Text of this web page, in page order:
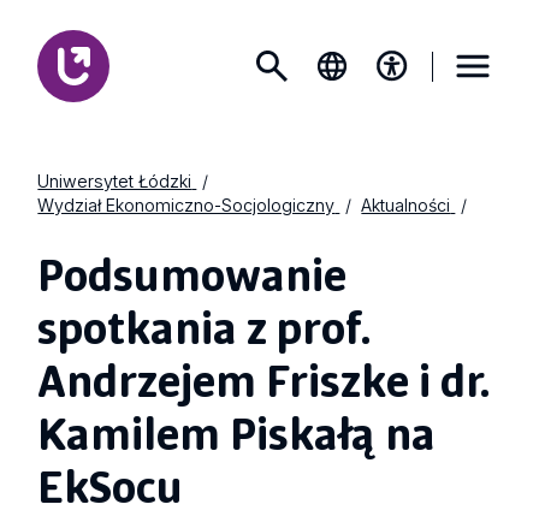
Uniwersytet Łódzki
Wydział Ekonomiczno-Socjologiczny
Aktualności
Podsumowanie
spotkania z prof.
Andrzejem Friszke i dr.
Kamilem Piskałą na
EkSocu